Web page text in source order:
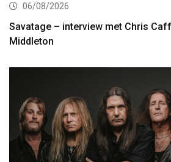
06/08/2026
Savatage – interview met Chris
Middleton